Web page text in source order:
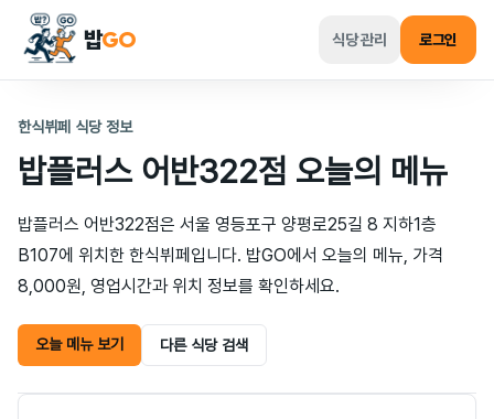
밥GO 식당 관리 로그인
한식뷔페 식당 정보
밥플러스 어반322점 오늘의 메뉴
밥플러스 어반322점은 서울 영등포구 양평로25길 8 지하1층
B107에 위치한 한식뷔페입니다. 밥GO에서 오늘의 메뉴, 가격
8,000원, 영업시간과 위치 정보를 확인하세요.
오늘 메뉴 보기 다른 식당 검색